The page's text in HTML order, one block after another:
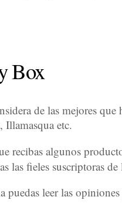
Box
de las mejores
etc.
recibas algunos
las fieles suscriptoras
leer las opiniones